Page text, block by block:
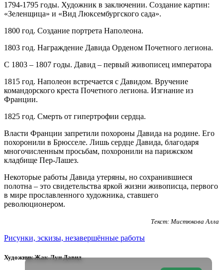
1794-1795 годы. Художник в заключении. Создание картин:
«Зеленщица» и «Вид Люксембургского сада».
1800 год. Создание портрета Наполеона.
1803 год. Награждение Давида Орденом Почетного легиона.
С 1803 – 1807 годы. Давид – первый живописец императора
1815 год. Наполеон встречается с Давидом. Вручение
командорского креста Почетного легиона. Изгнание из
Франции.
1825 год. Смерть от гипертрофии сердца.
Власти Франции запретили похороны Давида на родине. Его
похоронили в Брюсселе. Лишь сердце Давида, благодаря
многочисленным просьбам, похоронили на парижском
кладбище Пер-Лашез.
Некоторые работы Давида утеряны, но сохранившиеся
полотна – это свидетельства яркой жизни живописца, первого
в мире прославленного художника, ставшего
революционером.
Текст: Мистюкова Алла
Рисунки, эскизы, незавершённые работы
ХудожникЖак-Луи Давид